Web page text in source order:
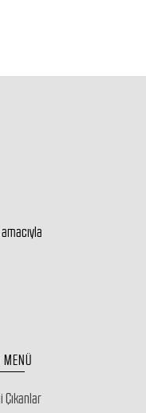
MENÜ
Çıkanlar